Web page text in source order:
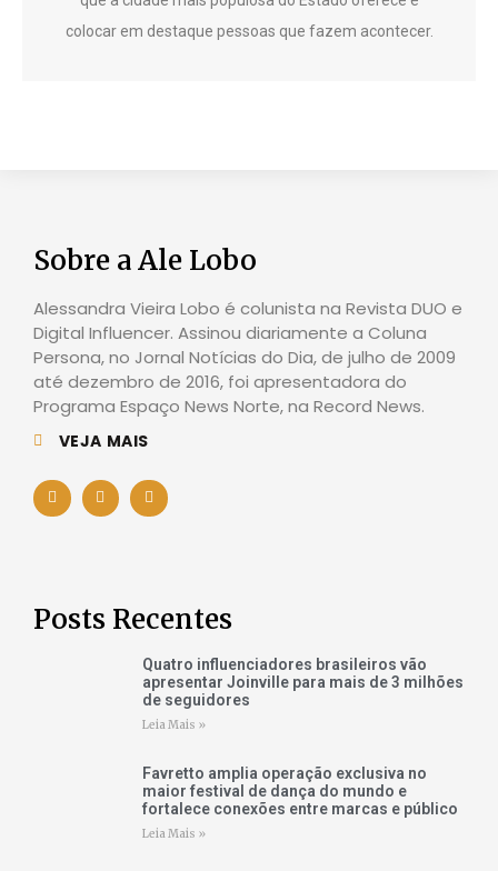
colocar em destaque pessoas que fazem acontecer.
Sobre a Ale Lobo
Alessandra Vieira Lobo é colunista na Revista DUO e
Digital Influencer. Assinou diariamente a Coluna
Persona, no Jornal Notícias do Dia, de julho de 2009
até dezembro de 2016, foi apresentadora do
Programa Espaço News Norte, na Record News.
VEJA MAIS
Posts Recentes
Quatro influenciadores brasileiros vão
apresentar Joinville para mais de 3 milhões
de seguidores
Leia Mais »
Favretto amplia operação exclusiva no
maior festival de dança do mundo e
fortalece conexões entre marcas e público
Leia Mais »